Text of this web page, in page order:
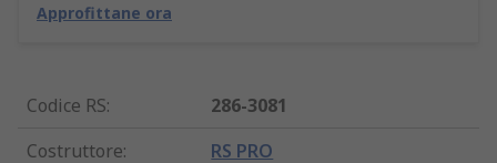
Approfittane ora
Codice RS:
286-3081
Costruttore: RS PRO